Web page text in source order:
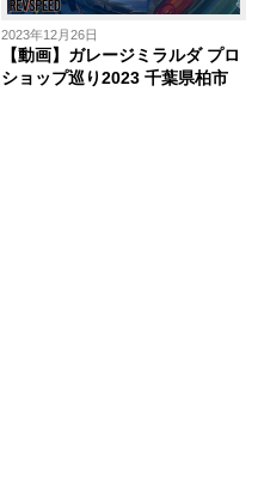
2023年12月26日
【動画】ガレージミラルダ プロ
ショップ巡り2023 千葉県柏市